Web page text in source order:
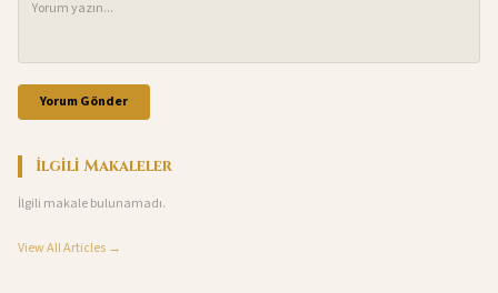
Yorum Gönder
İlgili Makaleler
İlgili makale bulunamadı.
View All Articles →